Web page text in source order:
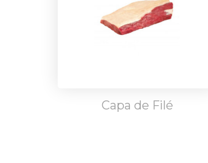
Capa de Filé